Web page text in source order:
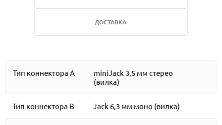
ДОСТАВКА
Тип коннектора A
miniJack 3,5 мм стерео
(вилка)
Тип коннектора B Jack 6,3 мм моно (вилка)